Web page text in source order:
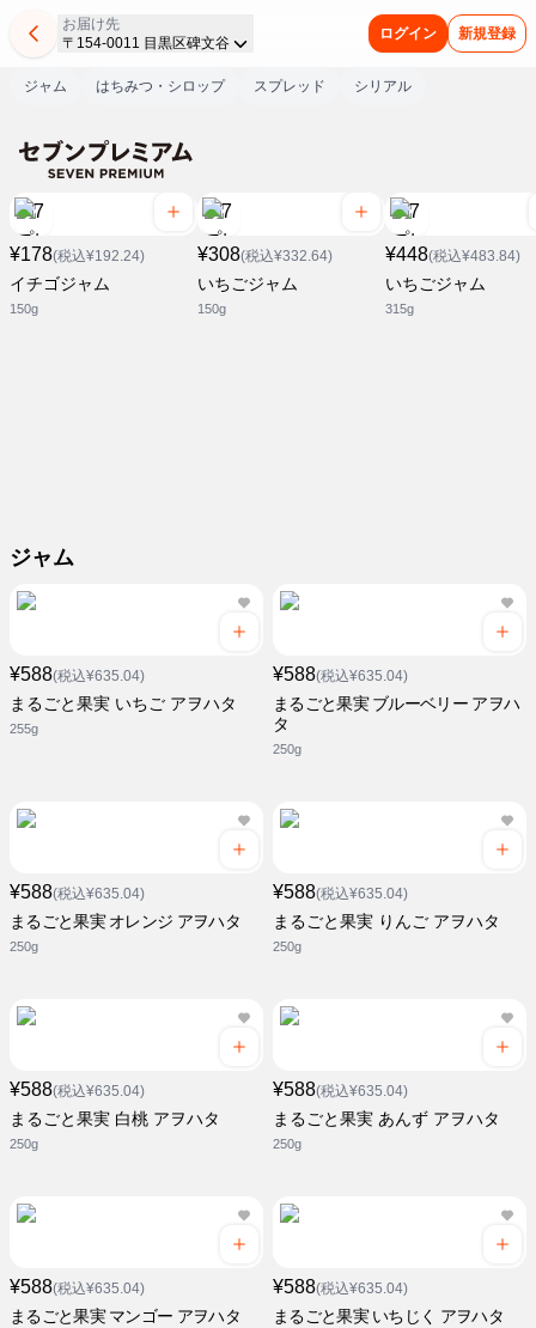
お届け先
〒154-0011 目黒区碑文谷
ログイン 新規登録
ジャム はちみつ・シロップ スプレッド シリアル
¥178(税込¥192.24)
イチゴジャム
150g
¥308(税込¥332.64)
いちごジャム
150g
¥448(税込¥483.84)
いちごジャム
315g
ジャム
¥588(税込¥635.04)
まるごと果実 いちご アヲハタ
255g
¥588(税込¥635.04)
まるごと果実 ブルーベリー アヲハ
タ
250g
¥588(税込¥635.04)
まるごと果実 オレンジ アヲハタ
250g
¥588(税込¥635.04)
まるごと果実 りんご アヲハタ
250g
¥588(税込¥635.04)
まるごと果実 白桃 アヲハタ
250g
¥588(税込¥635.04)
まるごと果実 あんず アヲハタ
250g
¥588(税込¥635.04)
まるごと果実 マンゴー アヲハタ
¥588(税込¥635.04)
まるごと果実 いちじく アヲハタ